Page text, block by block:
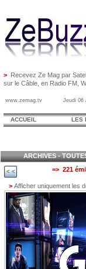
> Recevez Ze Mag par
sur le Câble, en Radio FM,
www.zemag.tv Jeudi 06
ACCUEIL LES
ARCHIVES - TOUTES
=> 221
> Afficher uniquement les